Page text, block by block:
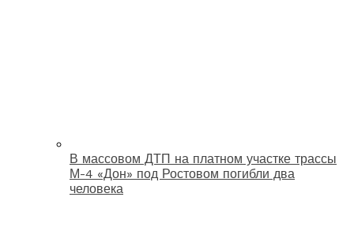
В массовом ДТП на платном участке трассы
М-4 «Дон» под Ростовом погибли два
человека